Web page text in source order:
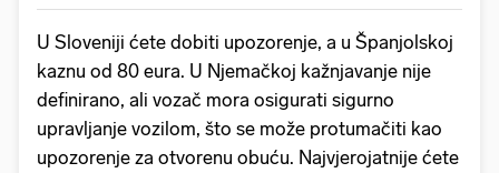
U Sloveniji ćete dobiti upozorenje, a u Španjolskoj
kaznu od 80 eura. U Njemačkoj kažnjavanje nije
definirano, ali vozač mora osigurati sigurno
upravljanje vozilom, što se može protumačiti kao
upozorenje za otvorenu obuću. Najvjerojatnije ćete